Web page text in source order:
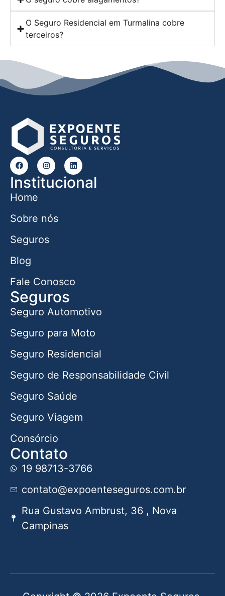
O Seguro Residencial em Turmalina cobre
terceiros?
Institucional
Home
Sobre nós
Seguros
Blog
Fale Conosco
Seguros
Seguro Automotivo
Seguro para Moto
Seguro Residencial
Seguro de Responsabilidade Civil
Seguro Saúde
Seguro Viagem
Consórcio
Contato
19 98713-3766
contato@expoenteseguros.com.br
Rua Gustavo Ambrust, 36 , Nova
Campinas